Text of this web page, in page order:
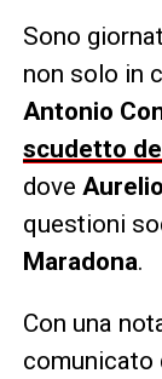
Sono
non solo in
Antonio
scudetto
dove
questioni
Maradona.
Con una
comunicato